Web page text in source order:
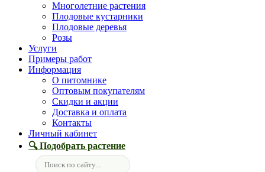
Многолетние растения
Плодовые кустарники
Плодовые деревья
Розы
Услуги
Примеры работ
Информация
О питомнике
Оптовым покупателям
Скидки и акции
Доставка и оплата
Контакты
Личный кабинет
🔍 Подобрать растение